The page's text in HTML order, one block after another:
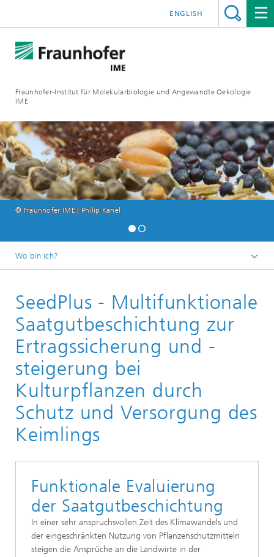
Fraunhofer-Institut für Molekularbiologie und Angewandte Oekologie
IME
ENGLISH
© Fraunhofer IME | Philip Känel
Wo bin ich?
Unsere Forschung
Molekulare Biotechnologie
Funktionelle und Angewandte Genomik
SeedPlus - Multifunktionale
Saatgutbeschichtung zur
Ertragssicherung und -
steigerung bei
Kulturpflanzen durch
Schutz und Versorgung des
Keimlings
Funktionale Evaluierung
der Saatgutbeschichtung
In einer sehr anspruchsvollen Zeit des Klimawandels und
der eingeschränkten Nutzung von Pflanzenschutzmitteln
steigen die Ansprüche an die Landwirte in der